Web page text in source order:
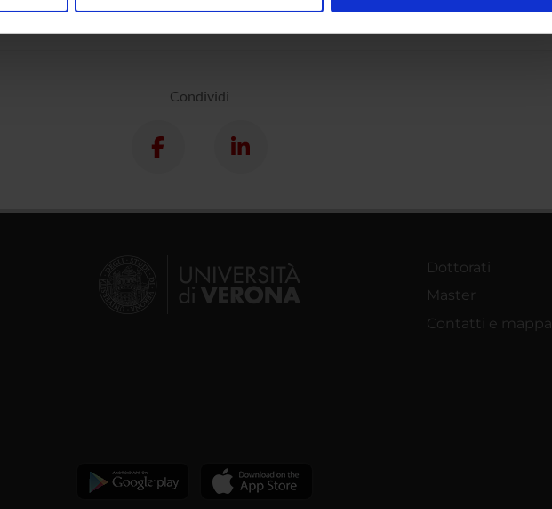
Condividi
Dottorati
Master
Contatti e mappa